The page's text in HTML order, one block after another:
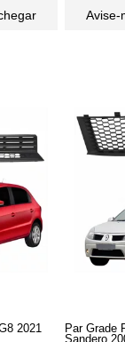
Avise-
2021
Par Grade
Sandero